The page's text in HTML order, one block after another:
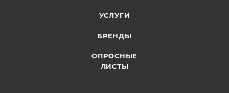
УСЛУГИ
БРЕНДЫ
ОПРОСНЫЕ
ЛИСТЫ